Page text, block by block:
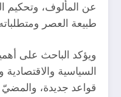
عن المألوف، وتحكيم
طبيعة العصر
ويؤكد الباحث على
السياسية
قواعد جديدة،